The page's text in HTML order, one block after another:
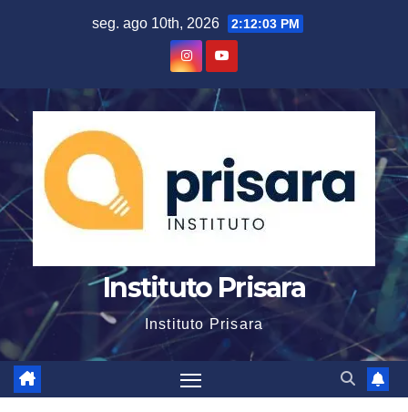
seg. ago 10th, 2026 2:12:04 PM
Instituto Prisara
Instituto Prisara